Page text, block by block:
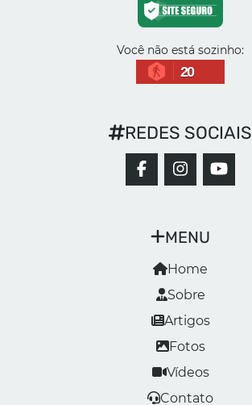
Você não está sozinho:
20
MENU
Home
Sobre
Artigos
Fotos
Vídeos
Contato
REDES SOCIAIS